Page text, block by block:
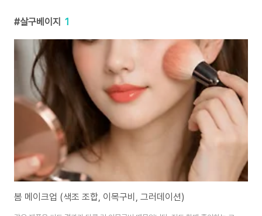
살구베이지 1
봄 메이크업 (색조 조합, 이목구비, 그러데이션)